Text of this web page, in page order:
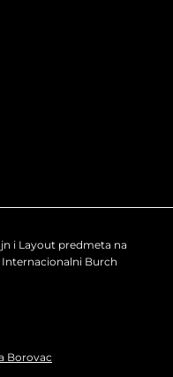
i Layout predmeta na
Internacionalni Burch
Borovac